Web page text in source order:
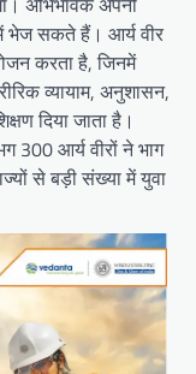
भेज सकते हैं। आर्य वीर
करता है, जिनमें
व्यायाम, अनुशासन,
दिया जाता है।
300 आर्य वीरों ने भाग
से बड़ी संख्या में युवा